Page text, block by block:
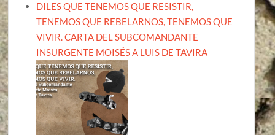
DILES QUE TENEMOS QUE RESISTIR,
TENEMOS QUE REBELARNOS, TENEMOS QUE
VIVIR. CARTA DEL SUBCOMANDANTE
INSURGENTE MOISÉS A LUIS DE TAVIRA